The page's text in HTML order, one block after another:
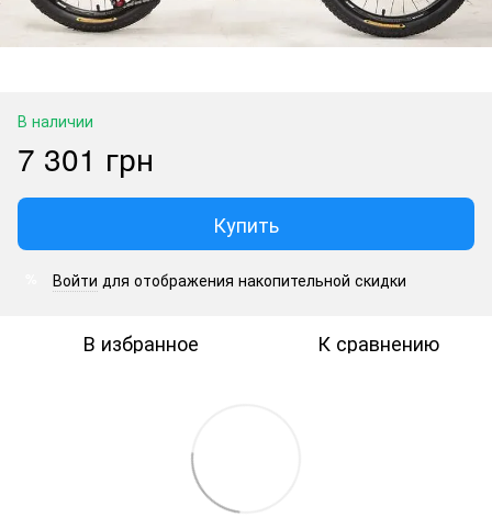
В наличии
7 301 грн
Купить
Войти для отображения накопительной скидки
В избранное К сравнению